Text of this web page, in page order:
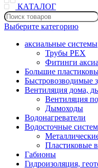
КАТАЛОГ
Выберите категорию
аксиальные системы
Трубы PEX
Фитинги
Большие
Быстровозводимые
Вентиляция дома,
Вентиляция
Дымоходы
Водонагреватели
Водосточные
Пластиковые
Габионы
Гидроизоляция,